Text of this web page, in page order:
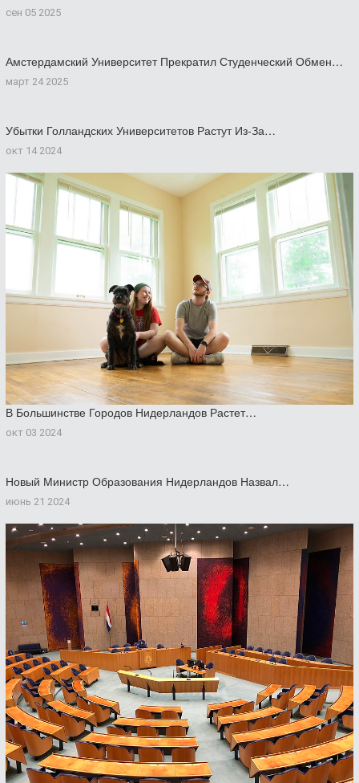
сен 05 2025
Амстердамский Университет Прекратил Студенческий Обмен…
март 24 2025
Убытки Голландских Университетов Растут Из-За…
окт 14 2024
В Большинстве Городов Нидерландов Растет…
окт 03 2024
Новый Министр Образования Нидерландов Назвал…
июнь 21 2024